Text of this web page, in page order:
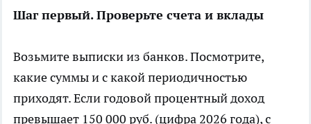
Шаг первый. Проверьте счета и вклады
Возьмите выписки из банков. Посмотрите,
какие суммы и с какой периодичностью
приходят. Если годовой процентный доход
превышает 150 000 руб. (цифра 2026 года), с